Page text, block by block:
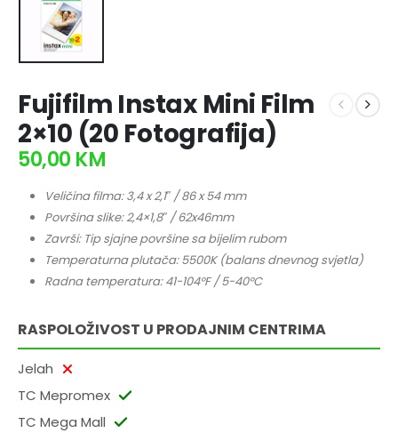
Fujifilm Instax Mini Film
2×10 (20 Fotografija)
50,00 KM
Veličina filma: 3,4 x 2,1″ / 86 x 54 mm
Površina slike: 2,4×1,8″ / 62x46mm
Završi: Tip sjajne površine sa bijelim rubom
Temperaturna plutača: 5500K (balans dnevnog svjetla)
Radna temperatura: 41-104°F / 5-40°C
RASPOLOŽIVOST U PRODAJNIM CENTRIMA
Jelah
TC Mepromex
TC Mega Mall